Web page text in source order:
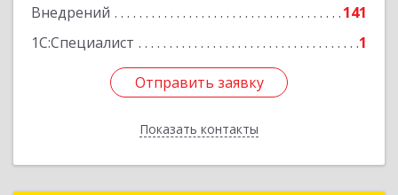
Внедрений
141
1С:Специалист
1
Отправить заявку
Показать контакты
Подробнее
Отправить заявку
Назад